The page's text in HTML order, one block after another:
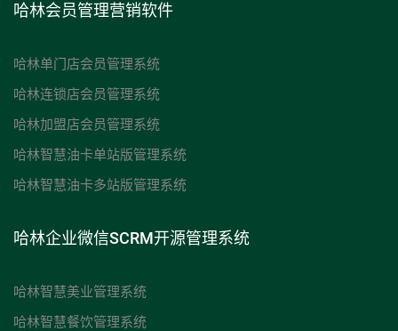
哈林会员管理营销软件
哈林单门店会员管理系统
哈林连锁店会员管理系统
哈林加盟店会员管理系统
哈林智慧油卡单站版管理系统
哈林智慧油卡多站版管理系统
哈林企业微信SCRM开源管理系统
哈林智慧美业管理系统
哈林智慧餐饮管理系统